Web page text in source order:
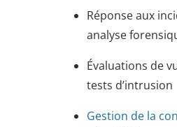
Réponse aux
analyse
Évaluations de
tests d’intrusion
Gestion de la